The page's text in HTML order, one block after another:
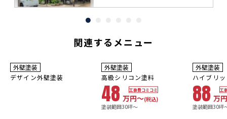
関連するメニュー
外壁塗装
デザイン外壁塗装
耐用年数
10年
外壁塗装
高級シリコン塗料
48 万円〜(税込)
工事費コミコミ
塗装範囲30坪～
耐用年数
16~20年
外壁塗装
ハイブリ
88 万
工
塗装範囲30坪